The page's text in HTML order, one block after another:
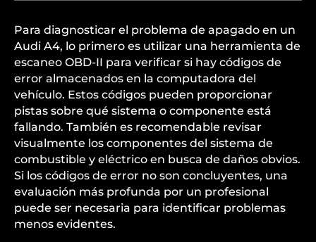
Para diagnosticar el problema de apagado en un
Audi A4, lo primero es utilizar una herramienta de
escaneo OBD-II para verificar si hay códigos de
error almacenados en la computadora del
vehículo. Estos códigos pueden proporcionar
pistas sobre qué sistema o componente está
fallando. También es recomendable revisar
visualmente los componentes del sistema de
combustible y eléctrico en busca de daños obvios.
Si los códigos de error no son concluyentes, una
evaluación más profunda por un profesional
puede ser necesaria para identificar problemas
menos evidentes.